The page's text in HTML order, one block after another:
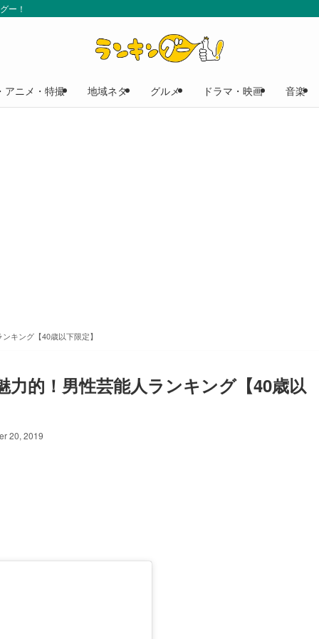
ー！
アニメ・特撮 地域ネタ グルメ ドラマ・映画 音楽
キング【40歳以下限定】
的！男性芸能人ランキング【40歳以
20, 2019